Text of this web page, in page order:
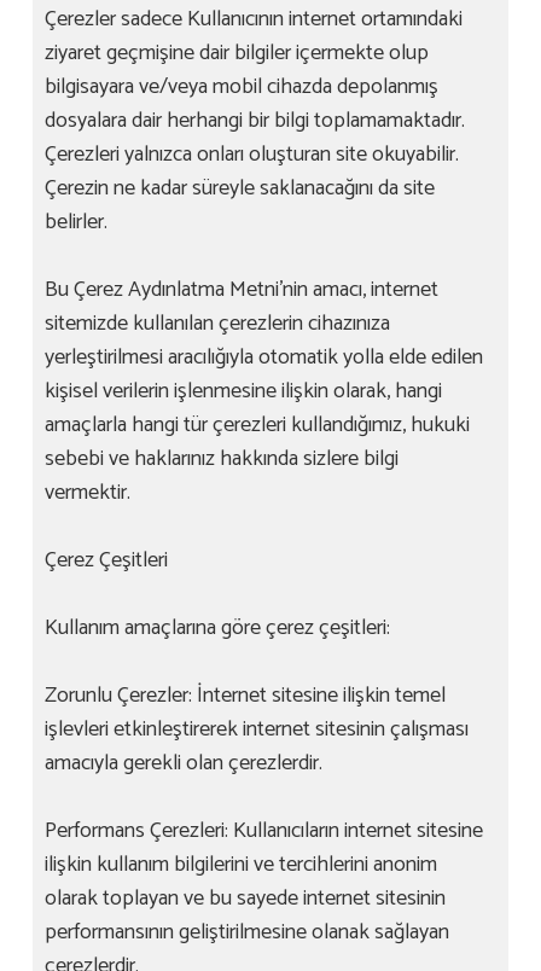
Çerezler sadece Kullanıcının internet ortamındaki
ziyaret geçmişine dair bilgiler içermekte olup
bilgisayara ve/veya mobil cihazda depolanmış
dosyalara dair herhangi bir bilgi toplamamaktadır.
Çerezleri yalnızca onları oluşturan site okuyabilir.
Çerezin ne kadar süreyle saklanacağını da site
belirler.
Bu Çerez Aydınlatma Metni’nin amacı, internet
sitemizde kullanılan çerezlerin cihazınıza
yerleştirilmesi aracılığıyla otomatik yolla elde edilen
kişisel verilerin işlenmesine ilişkin olarak, hangi
amaçlarla hangi tür çerezleri kullandığımız, hukuki
sebebi ve haklarınız hakkında sizlere bilgi
vermektir.
Çerez Çeşitleri
Kullanım amaçlarına göre çerez çeşitleri:
Zorunlu Çerezler: İnternet sitesine ilişkin temel
işlevleri etkinleştirerek internet sitesinin çalışması
amacıyla gerekli olan çerezlerdir.
Performans Çerezleri: Kullanıcıların internet sitesine
ilişkin kullanım bilgilerini ve tercihlerini anonim
olarak toplayan ve bu sayede internet sitesinin
performansının geliştirilmesine olanak sağlayan